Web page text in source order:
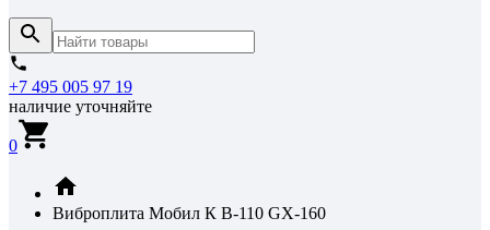
+7 495 005 97 19
наличие уточняйте
0
Виброплита Мобил К В-110 GX-160